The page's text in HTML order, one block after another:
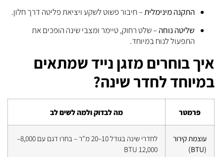
התקנה מינימלית– חיבור פשוט לשקע ויציאת פליטה דרך חלון.
שליטה נוחה– שלט רחוק, טיימר ומצבי שינה הופכים את
התפעול לנוח במיוחד.
איך בוחרים מזגן נייד שמתאים
במיוחד לחדר שינה?
פרמטר מה לבדוק ולמה לשים לב
עוצמת קירור
(BTU)
לחדרי שינה בגודל 10–20 מ"ר – בחרו דגם עם 8,000–
12,000 BTU